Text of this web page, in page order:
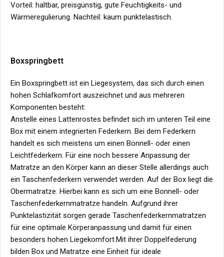
Vorteil: haltbar, preisgünstig, gute Feuchtigkeits- und
Wärmeregulierung. Nachteil: kaum punktelastisch.
Boxspringbett
Ein Boxspringbett ist ein Liegesystem, das sich durch einen
hohen Schlafkomfort auszeichnet und aus mehreren
Komponenten besteht:
Anstelle eines Lattenrostes befindet sich im unteren Teil eine
Box mit einem integrierten Federkern. Bei dem Federkern
handelt es sich meistens um einen Bonnell- oder einen
Leichtfederkern. Für eine noch bessere Anpassung der
Matratze an den Körper kann an dieser Stelle allerdings auch
ein Taschenfederkern verwendet werden. Auf der Box liegt die
Obermatratze. Hierbei kann es sich um eine Bonnell- oder
Taschenfederkernmatratze handeln. Aufgrund ihrer
Punktelastizität sorgen gerade Taschenfederkernmatratzen
für eine optimale Körperanpassung und damit für einen
besonders hohen Liegekomfort.Mit ihrer Doppelfederung
bilden Box und Matratze eine Einheit für ideale